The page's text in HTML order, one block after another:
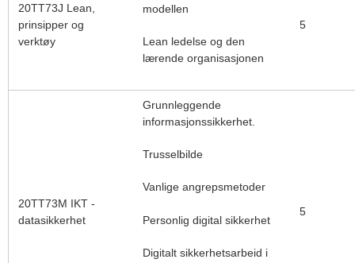
20TT73J Lean,
prinsipper og
verktøy
modellen
Lean ledelse og den
lærende organisasjonen
5
20TT73M IKT -
datasikkerhet
Grunnleggende
informasjonssikkerhet.
Trusselbilde
Vanlige angrepsmetoder
Personlig digital sikkerhet
Digitalt sikkerhetsarbeid i
5